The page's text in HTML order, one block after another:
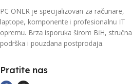
PC ONER je specijalizovan za računare,
laptope, komponente i profesionalnu IT
opremu. Brza isporuka širom BiH, stručna
podrška i pouzdana postprodaja.
Pratite nas